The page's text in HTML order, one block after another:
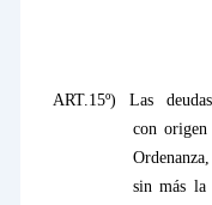
ART.15º) Las
con origen
sin más la